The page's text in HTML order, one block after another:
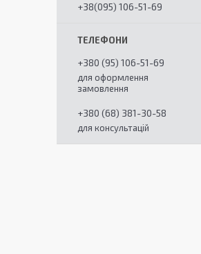
+38(095) 106-51-69
+380 (95) 106-51-69
для оформлення
замовлення
+380 (68) 381-30-58
для консультацій